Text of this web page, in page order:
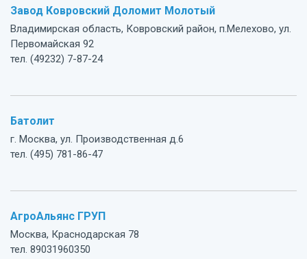
Завод Ковровский Доломит Молотый
Владимирская область, Ковровский район, п.Мелехово, ул.
Первомайская 92
тел. (49232) 7-87-24
Батолит
г. Москва, ул. Производственная д.6
тел. (495) 781-86-47
АгроАльянс ГРУП
Москва, Краснодарская 78
тел. 89031960350